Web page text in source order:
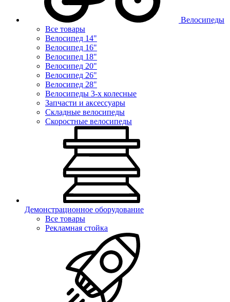
Велосипеды
Все товары
Велосипед 14"
Велосипед 16"
Велосипед 18"
Велосипед 20"
Велосипед 26"
Велосипед 28"
Велосипеды 3-х колесные
Запчасти и аксессуары
Складные велосипеды
Скоростные велосипеды
Демонстрационное оборудование
Все товары
Рекламная стойка